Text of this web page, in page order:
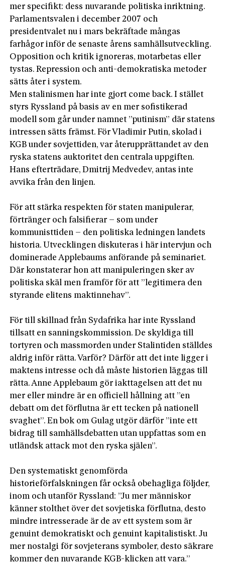
mer specifikt: dess nuvarande politiska inriktning.
Parlamentsvalen i december 2007 och
presidentvalet nu i mars bekräftade mångas
farhågor inför de senaste årens samhällsutveckling.
Opposition och kritik ignoreras, motarbetas eller
tystas. Repression och anti-demokratiska metoder
sätts åter i system.
Men stalinismen har inte gjort come back. I stället
styrs Ryssland på basis av en mer sofistikerad
modell som går under namnet ”putinism” där statens
intressen sätts främst. För Vladimir Putin, skolad i
KGB under sovjettiden, var återupprättandet av den
ryska statens auktoritet den centrala uppgiften.
Hans efterträdare, Dmitrij Medvedev, antas inte
avvika från den linjen.
För att stärka respekten för staten manipulerar,
förtränger och falsifierar – som under
kommunisttiden – den politiska ledningen landets
historia. Utvecklingen diskuteras i här intervjun och
dominerade Applebaums anförande på seminariet.
Där konstaterar hon att manipuleringen sker av
politiska skäl men framför för att ”legitimera den
styrande elitens maktinnehav”.
För till skillnad från Sydafrika har inte Ryssland
tillsatt en sanningskommission. De skyldiga till
tortyren och massmorden under Stalintiden ställdes
aldrig inför rätta. Varför? Därför att det inte ligger i
maktens intresse och då måste historien läggas till
rätta. Anne Applebaum gör iakttagelsen att det nu
mer eller mindre är en officiell hållning att ”en
debatt om det förflutna är ett tecken på nationell
svaghet”. En bok om Gulag utgör därför ”inte ett
bidrag till samhällsdebatten utan uppfattas som en
utländsk attack mot den ryska själen”.
Den systematiskt genomförda
historieförfalskningen får också obehagliga följder,
inom och utanför Ryssland: ”Ju mer människor
känner stolthet över det sovjetiska förflutna, desto
mindre intresserade är de av ett system som är
genuint demokratiskt och genuint kapitalistiskt. Ju
mer nostalgi för sovjeterans symboler, desto säkrare
kommer den nuvarande KGB-klicken att vara.”